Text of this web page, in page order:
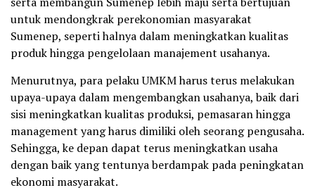
untuk mendongkrak perekonomian masyarakat
Sumenep, seperti halnya dalam meningkatkan kualitas
produk hingga pengelolaan manajement usahanya.
Menurutnya, para pelaku UMKM harus terus melakukan
upaya-upaya dalam mengembangkan usahanya, baik dari
sisi meningkatkan kualitas produksi, pemasaran hingga
management yang harus dimiliki oleh seorang pengusaha.
Sehingga, ke depan dapat terus meningkatkan usaha
dengan baik yang tentunya berdampak pada peningkatan
ekonomi masyarakat.